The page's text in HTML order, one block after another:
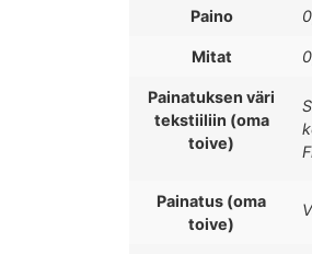
Paino
Mitat
Painatuksen väri
tekstiiliin (oma
toive)
Painatus (oma
toive)